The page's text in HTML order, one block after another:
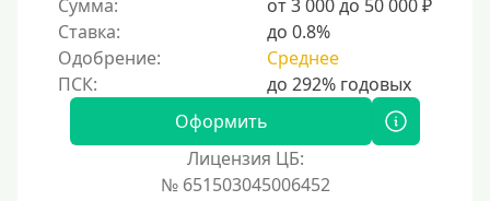
На виртуальную карту
На неименную карту
На именную карту
На зарплатную карту
На чужую карту без отказа
Сумма:
от 3 000 до 50 000 ₽
Ставка:
до 0.8%
Одобрение:
Среднее
Оформить
Лицензия ЦБ:
№ 651503045006452